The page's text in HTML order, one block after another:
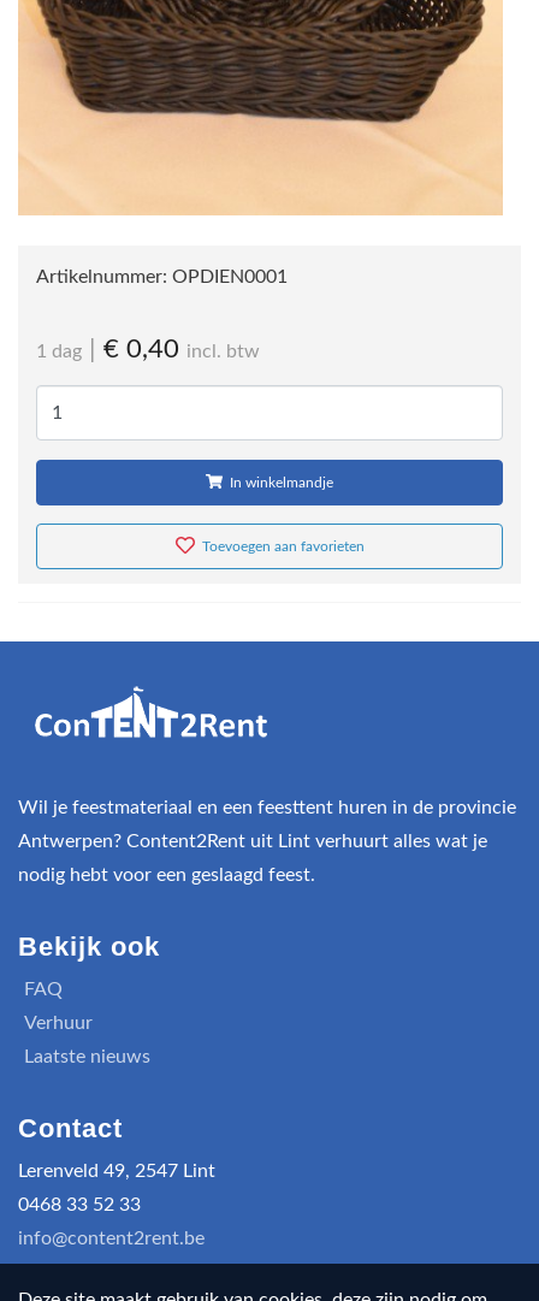
Artikelnummer: OPDIEN0001
1 dag € 0,40 incl. btw
In winkelmandje
Toevoegen aan favorieten
Wil je feestmateriaal en een feesttent huren in de provincie
Antwerpen? Content2Rent uit Lint verhuurt alles wat je
nodig hebt voor een geslaagd feest.
Bekijk ook
FAQ
Verhuur
Laatste nieuws
Contact
Lerenveld 49, 2547 Lint
0468 33 52 33
info@content2rent.be